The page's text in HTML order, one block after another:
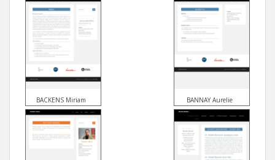
BACKENS Miriam BANNAY Aurelie